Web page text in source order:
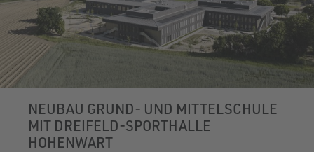
NEUBAU GRUND- UND MITTELSCHULE
MIT DREIFELD-SPORTHALLE
HOHENWART